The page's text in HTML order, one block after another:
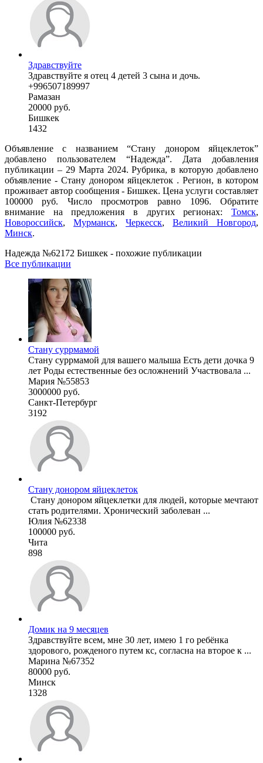
Здравствуйте
Здравствуйте я отец 4 детей 3 сына и дочь.
+996507189997
Рамазан
20000 руб.
Бишкек
1432
Объявление с названием “Стану донором яйцеклеток”
добавлено пользователем “Надежда”. Дата добавления
публикации – 29 Марта 2024. Рубрика, в которую добавлено
объявление - Стану донором яйцеклеток . Регион, в котором
проживает автор сообщения - Бишкек. Цена услуги составляет
100000 руб. Число просмотров равно 1096. Обратите
внимание на предложения в других регионах: Томск,
Новороссийск, Мурманск, Черкесск, Великий Новгород,
Минск.
Надежда №62172 Бишкек - похожие публикации
Все публикации
Стану суррмамой
Стану суррмамой для вашего малыша Есть дети дочка 9
лет Роды естественные без осложнений Участвовала ...
Мария №55853
3000000 руб.
Санкт-Петербург
3192
Стану донором яйцеклеток
стать родителями. Хронический заболеван ...
Юлия №62338
100000 руб.
Чита
898
Домик на 9 месяцев
Здравствуйте всем, мне 30 лет, имею 1 го ребёнка
здорового, рожденого путем кс, согласна на второе к ...
Марина №67352
80000 руб.
Минск
1328